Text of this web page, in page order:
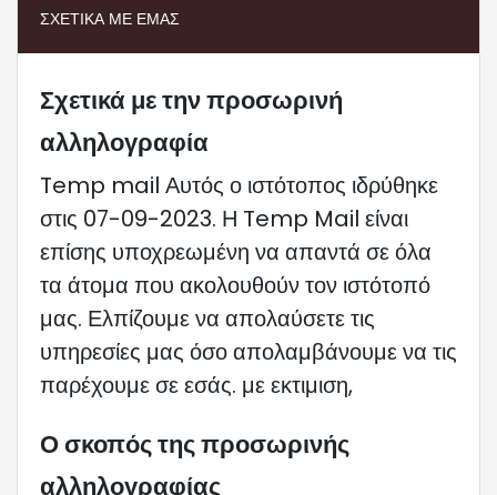
ΣΧΕΤΙΚΆ ΜΕ ΕΜΆΣ
Σχετικά με την προσωρινή
αλληλογραφία
Temp mail Αυτός ο ιστότοπος ιδρύθηκε
στις 07-09-2023. Η Temp Mail είναι
επίσης υποχρεωμένη να απαντά σε όλα
τα άτομα που ακολουθούν τον ιστότοπό
μας. Ελπίζουμε να απολαύσετε τις
υπηρεσίες μας όσο απολαμβάνουμε να τις
παρέχουμε σε εσάς. με εκτιμιση,
Ο σκοπός της προσωρινής
αλληλογραφίας